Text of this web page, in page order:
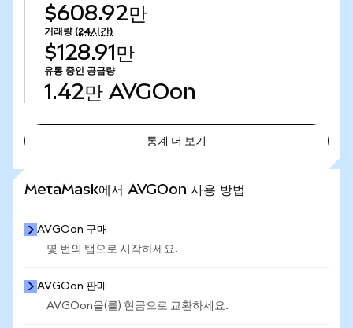
$608.92만
거래량 (24시간)
$128.91만
유통 중인 공급량
1.42만 AVGOon
통계 더 보기
MetaMask에서 AVGOon 사용 방법
AVGOon 구매
몇 번의 탭으로 시작하세요.
AVGOon 판매
AVGOon을(를) 현금으로 교환하세요.